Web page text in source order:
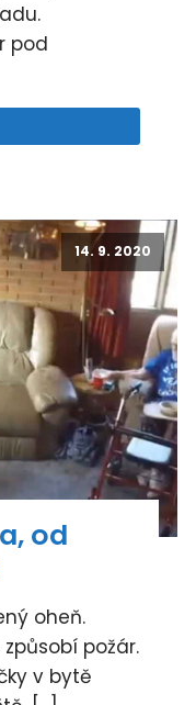
pod
14. 9. 2020
od
oheň.
požár.
v bytě